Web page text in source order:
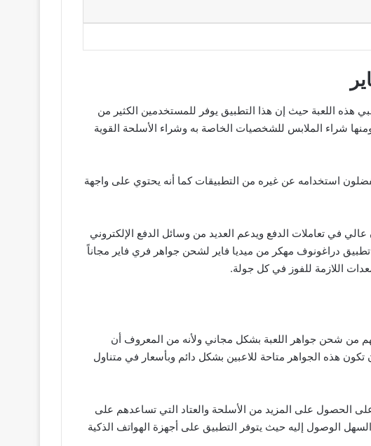
هذه اللعبة حيث إن هذا التطبيق يوفر للمستخدمين الكثير من
شراء الملابس للشخصيات الخاصة به وشراء الأسلحة القوية
استخدامه عن غيره من التطبيقات كما أنه يحتوي على واجهة
في تعاملات الدفع ويدعم العديد من وسائل الدفع الإلكتروني
دراغونوف مهكر من ميديا فاير لشحن جواهر فري فاير مجاناً
اللازمة للفوز في كل جولة.
من شحن جواهر اللعبة بشكل مجاني ولأنه من المعروف أن
هذه الجواهر متاحة للاعبين بشكل دائم وبأسعار في متناول
الحصول على المزيد من الأسلحة والعتاد التي تساعدهم على
الوصول إليه حيث يتوفر التطبيق على أجهزة الهواتف الذكية